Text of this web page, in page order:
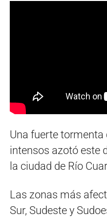
Una fuerte tormenta
intensos azotó este
la ciudad de Río
Las zonas más
Sur, Sudeste y